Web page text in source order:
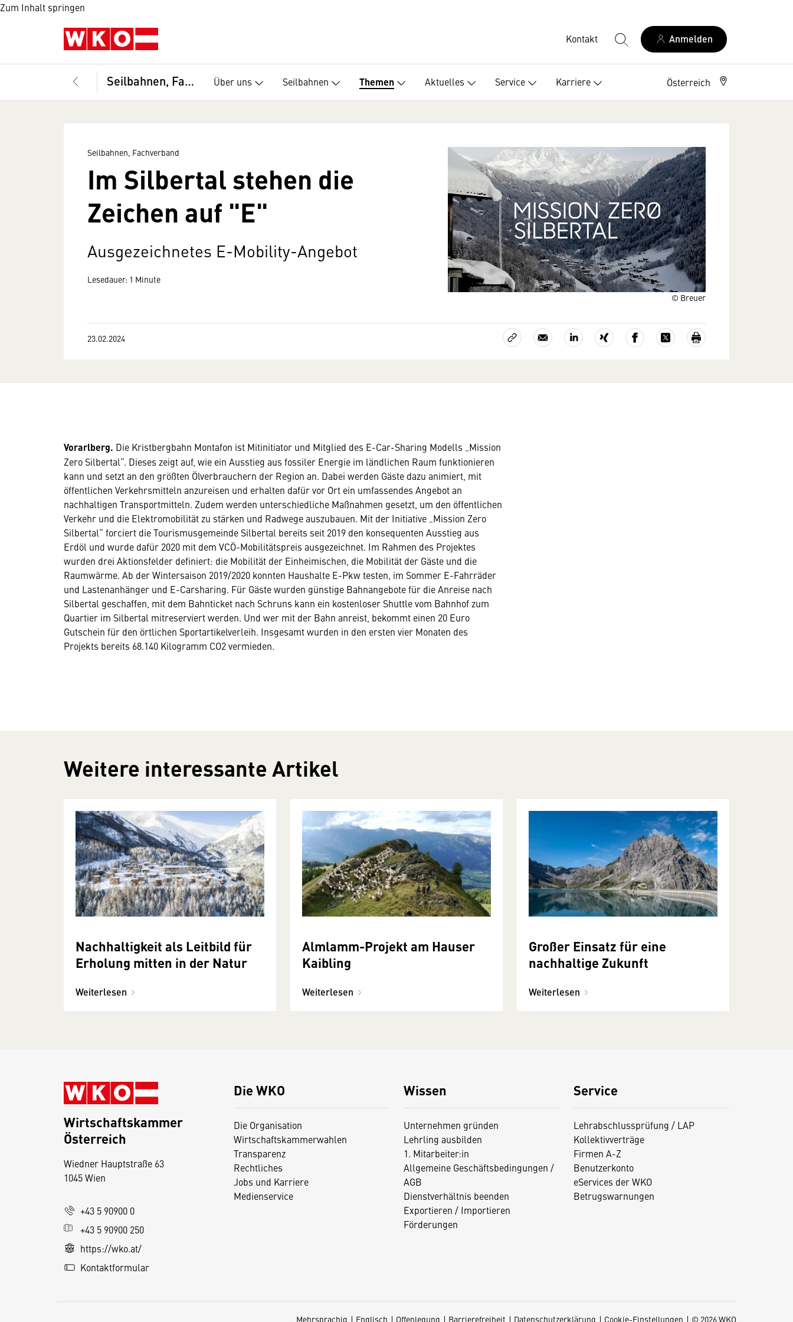
Zum Inhalt springen
Kontakt Anmelden
Seilbahnen, Fachverband Über uns Seilbahnen Themen Aktuelles Service Karriere Österreich
© Breuer
Seilbahnen, Fachverband
Im Silbertal stehen die
Zeichen auf "E"
Ausgezeichnetes E-Mobility-Angebot
Lesedauer: 1 Minute
23.02.2024
Vorarlberg. Die Kristbergbahn Montafon ist Mitinitiator und Mitglied des E-Car-Sharing Modells „Mission
Zero Silbertal“. Dieses zeigt auf, wie ein Ausstieg aus fossiler Energie im ländlichen Raum funktionieren
kann und setzt an den größten Ölverbrauchern der Region an. Dabei werden Gäste dazu animiert, mit
öffentlichen Verkehrsmitteln anzureisen und erhalten dafür vor Ort ein umfassendes Angebot an
nachhaltigen Transportmitteln. Zudem werden unterschiedliche Maßnahmen gesetzt, um den öffentlichen
Verkehr und die Elektromobilität zu stärken und Radwege auszubauen. Mit der Initiative „Mission Zero
Silbertal“ forciert die Tourismusgemeinde Silbertal bereits seit 2019 den konsequenten Ausstieg aus
Erdöl und wurde dafür 2020 mit dem VCÖ-Mobilitätspreis ausgezeichnet. Im Rahmen des Projektes
wurden drei Aktionsfelder definiert: die Mobilität der Einheimischen, die Mobilität der Gäste und die
Raumwärme. Ab der Wintersaison 2019/2020 konnten Haushalte E-Pkw testen, im Sommer E-Fahrräder
und Lastenanhänger und E-Carsharing. Für Gäste wurden günstige Bahnangebote für die Anreise nach
Silbertal geschaffen, mit dem Bahnticket nach Schruns kann ein kostenloser Shuttle vom Bahnhof zum
Quartier im Silbertal mitreserviert werden. Und wer mit der Bahn anreist, bekommt einen 20 Euro
Gutschein für den örtlichen Sportartikelverleih. Insgesamt wurden in den ersten vier Monaten des
Projekts bereits 68.140 Kilogramm CO2 vermieden.
Weitere interessante Artikel
Nachhaltigkeit als Leitbild für
Erholung mitten in der Natur
Weiterlesen
Almlamm-Projekt am Hauser
Kaibling
Weiterlesen
Großer Einsatz für eine
nachhaltige Zukunft
Weiterlesen
Die WKO
Die Organisation
Wirtschaftskammerwahlen
Transparenz
Rechtliches
Jobs und Karriere
Medienservice
Wissen
Unternehmen gründen
Lehrling ausbilden
1. Mitarbeiter:in
Allgemeine Geschäftsbedingungen /
AGB
Dienstverhältnis beenden
Exportieren / Importieren
Förderungen
Service
Lehrabschlussprüfung / LAP
Kollektivverträge
Firmen A-Z
Benutzerkonto
eServices der WKO
Betrugswarnungen
Wirtschaftskammer
Österreich
Wiedner Hauptstraße 63
1045 Wien
+43 5 90900 0
+43 5 90900 250
https://wko.at/
Kontaktformular
Mehrsprachig Englisch Offenlegung Barrierefreiheit Datenschutzerklärung Cookie-Einstellungen © 2026 WKO